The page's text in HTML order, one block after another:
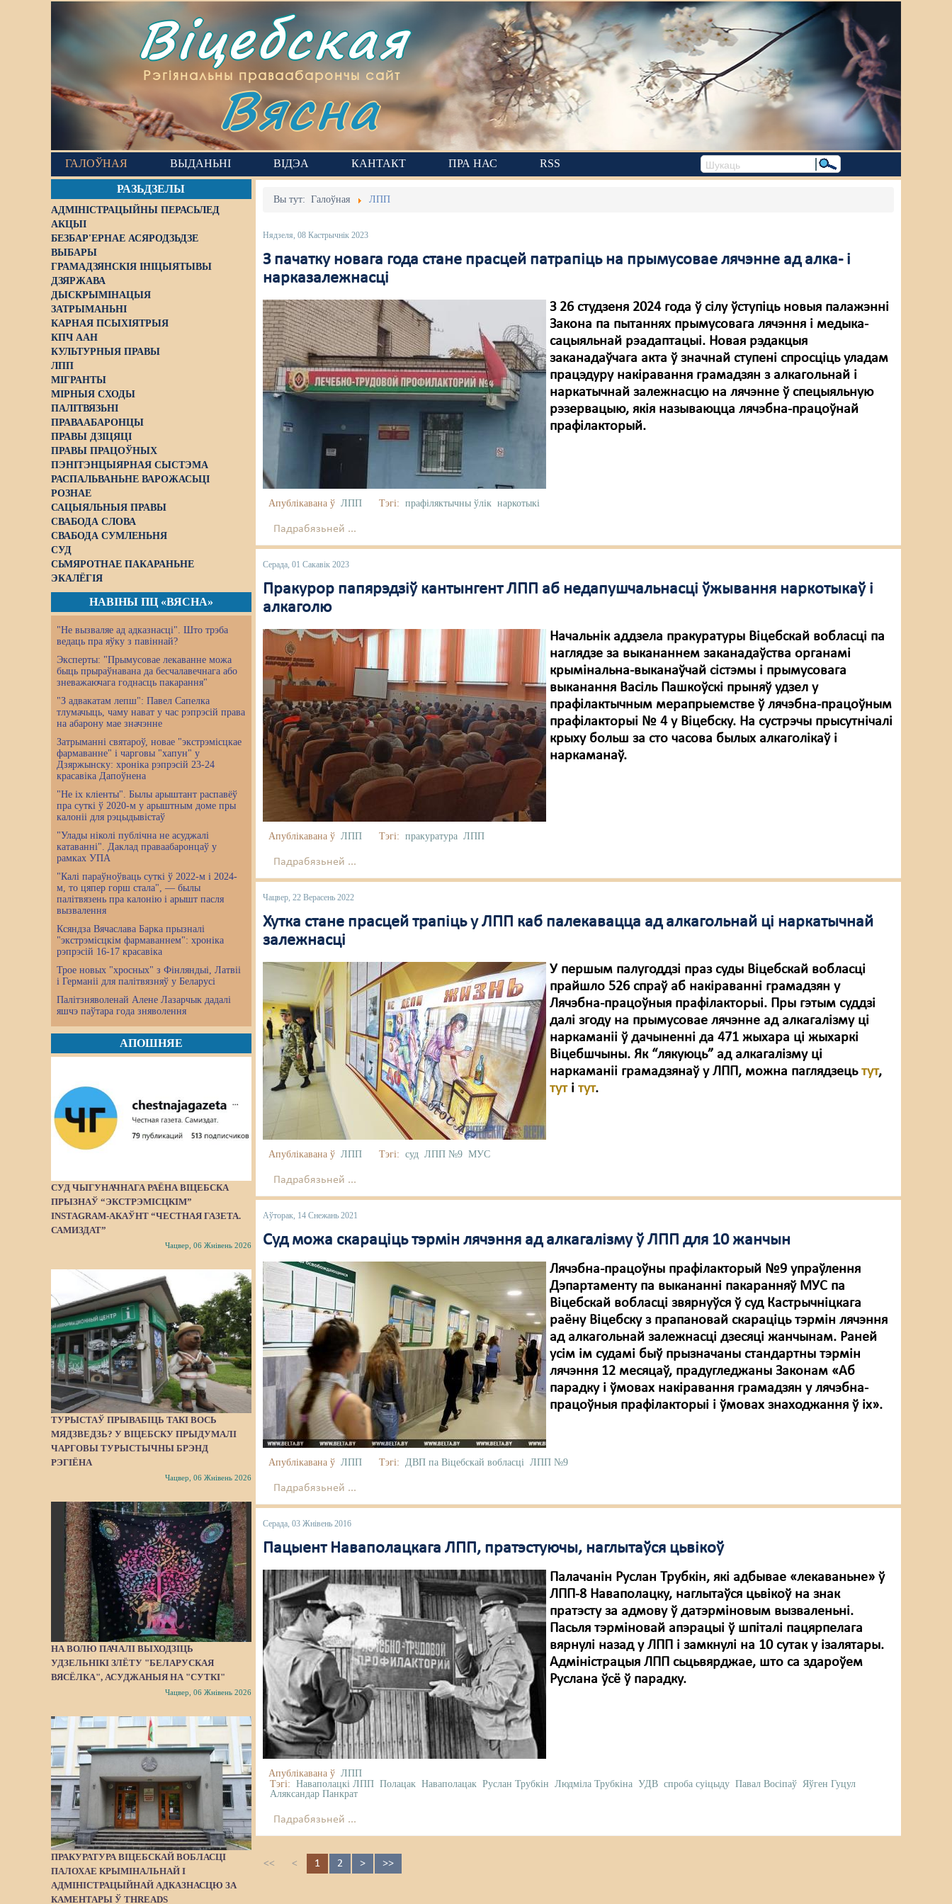
Віцебская
Рэгіянальны праваабарончы сайт
Вясна
ГАЛОЎНАЯ ВЫДАНЬНІ ВІДЭА КАНТАКТ ПРА НАС RSS
РАЗЬДЗЕЛЫ
АДМІНІСТРАЦЫЙНЫ ПЕРАСЬЛЕД
АКЦЫІ
БЕЗБАР'ЕРНАЕ АСЯРОДЗЬДЗЕ
ВЫБАРЫ
ГРАМАДЗЯНСКІЯ ІНІЦЫЯТЫВЫ
ДЗЯРЖАВА
ДЫСКРЫМІНАЦЫЯ
ЗАТРЫМАНЬНІ
КАРНАЯ ПСЫХІЯТРЫЯ
КПЧ ААН
КУЛЬТУРНЫЯ ПРАВЫ
ЛПП
МІГРАНТЫ
МІРНЫЯ СХОДЫ
ПАЛІТВЯЗЬНІ
ПРАВААБАРОНЦЫ
ПРАВЫ ДЗІЦЯЦІ
ПРАВЫ ПРАЦОЎНЫХ
ПЭНІТЭНЦЫЯРНАЯ СЫСТЭМА
РАСПАЛЬВАНЬНЕ ВАРОЖАСЬЦІ
РОЗНАЕ
САЦЫЯЛЬНЫЯ ПРАВЫ
СВАБОДА СЛОВА
СВАБОДА СУМЛЕНЬНЯ
СУД
СЬМЯРОТНАЕ ПАКАРАНЬНЕ
ЭКАЛЁГІЯ
НАВІНЫ ПЦ «ВЯСНА»
"Не вызваляе ад адказнасці". Што трэба
ведаць пра яўку з павіннай?
Эксперты: "Прымусовае лекаванне можа
быць прыраўнавана да бесчалавечнага або
зневажаючага годнасць пакарання"
"З адвакатам лепш": Павел Сапелка
тлумачыць, чаму нават у час рэпрэсій права
на абарону мае значэнне
Затрыманні святароў, новае "экстрэмісцкае
фармаванне" і чарговы "хапун" у
Дзяржынску: хроніка рэпрэсій 23-24
красавіка Дапоўнена
"Не іх кліенты". Былы арыштант распавёў
пра суткі ў 2020-м у арыштным доме пры
калоніі для рэцыдывістаў
"Улады ніколі публічна не асуджалі
катаванні". Даклад праваабаронцаў у
рамках УПА
"Калі параўноўваць суткі ў 2022-м і 2024-
м, то цяпер горш стала", — былы
палітвязень пра калонію і арышт пасля
вызвалення
Ксяндза Вячаслава Барка прызналі
"экстрэмісцкім фармаваннем": хроніка
рэпрэсій 16-17 красавіка
Трое новых "хросных" з Фінляндыі, Латвіі
і Германіі для палітвязняў у Беларусі
Палітзняволенай Алене Лазарчык дадалі
яшчэ паўтара года зняволення
АПОШНЯЕ
СУД ЧЫГУНАЧНАГА РАЁНА ВІЦЕБСКА
ПРЫЗНАЎ “ЭКСТРЭМІСЦКІМ”
INSTAGRAM-АКАЎНТ “ЧЕСТНАЯ ГАЗЕТА.
САМИЗДАТ”
Чацвер, 06 Жнівень 2026
ТУРЫСТАЎ ПРЫВАБІЦЬ ТАКІ ВОСЬ
МЯДЗВЕДЗЬ? У ВІЦЕБСКУ ПРЫДУМАЛІ
ЧАРГОВЫ ТУРЫСТЫЧНЫ БРЭНД
РЭГІЁНА
Чацвер, 06 Жнівень 2026
НА ВОЛЮ ПАЧАЛІ ВЫХОДЗІЦЬ
УДЗЕЛЬНІКІ ЗЛЁТУ "БЕЛАРУСКАЯ
ВЯСЁЛКА", АСУДЖАНЫЯ НА "СУТКІ"
Чацвер, 06 Жнівень 2026
ПРАКУРАТУРА ВІЦЕБСКАЙ ВОБЛАСЦІ
ПАЛОХАЕ КРЫМІНАЛЬНАЙ І
АДМІНІСТРАЦЫЙНАЙ АДКАЗНАСЦЮ ЗА
КАМЕНТАРЫ Ў THREADS
Вы тут:Галоўная ЛПП
Нядзеля, 08 Кастрычнік 2023
З пачатку новага года стане прасцей патрапіць на прымусовае лячэнне ад алка- і
нарказалежнасці
З 26 студзеня 2024 года ў сілу ўступіць новыя палажэнні
Закона па пытаннях прымусовага лячэння і медыка-
сацыяльнай рэадаптацыі. Новая рэдакцыя
заканадаўчага акта ў значнай ступені спросціць уладам
працэдуру накіравання грамадзян з алкагольнай і
наркатычнай залежнасцю на лячэнне ў спецыяльную
рэзервацыю, якія называюцца лячэбна-працоўнай
прафілакторый.
Апублікавана ў ЛПП Тэгі: прафіляктычны ўлік наркотыкі
Падрабязьней ...
Серада, 01 Сакавік 2023
Пракурор папярэдзіў кантынгент ЛПП аб недапушчальнасці ўжывання наркотыкаў і
алкаголю
Начальнік аддзела пракуратуры Віцебскай вобласці па
наглядзе за выкананнем заканадаўства органамі
крымінальна-выканаўчай сістэмы і прымусовага
выканання Васіль Пашкоўскі прыняў удзел у
прафілактычным мерапрыемстве ў лячэбна-працоўным
прафілакторыі № 4 у Віцебску. На сустрэчы прысутнічалі
крыху больш за сто часова былых алкаголікаў і
наркаманаў.
Апублікавана ў ЛПП Тэгі: пракуратура ЛПП
Падрабязьней ...
Чацвер, 22 Верасень 2022
Хутка стане прасцей трапіць у ЛПП каб палекавацца ад алкагольнай ці наркатычнай
залежнасці
У першым палугоддзі праз суды Віцебскай вобласці
прайшло 526 спраў аб накіраванні грамадзян у
Лячэбна-працоўныя прафілакторыі. Пры гэтым суддзі
далі згоду на прымусовае лячэнне ад алкагалізму ці
наркаманіі ў дачыненні да 471 жыхара ці жыхаркі
Віцебшчыны. Як “лякуюць” ад алкагалізму ці
наркаманіі грамадзянаў у ЛПП, можна паглядзецьтут,
тут ітут.
Апублікавана ў ЛПП Тэгі: суд ЛПП №9 МУС
Падрабязьней ...
Аўторак, 14 Снежань 2021
Суд можа скараціць тэрмін лячэння ад алкагалізму ў ЛПП для 10 жанчын
Лячэбна-працоўны прафілакторый №9 упраўлення
Дэпартаменту па выкананні пакаранняў МУС па
Віцебскай вобласці звярнуўся ў суд Кастрычніцкага
раёну Віцебску з прапановай скараціць тэрмін лячэння
ад алкагольнай залежнасці дзесяці жанчынам. Раней
усім ім судамі быў прызначаны стандартны тэрмін
лячэння 12 месяцаў, прадугледжаны Законам «Аб
парадку і ўмовах накіравання грамадзян у лячэбна-
працоўныя прафілакторыі і ўмовах знаходжання ў іх».
Апублікавана ў ЛПП Тэгі: ДВП па Віцебскай вобласці ЛПП №9
Падрабязьней ...
Серада, 03 Жнівень 2016
Пацыент Наваполацкага ЛПП, пратэстуючы, наглытаўся цьвікоў
Палачанін Руслан Трубкін, які адбывае «лекаваньне» ў
ЛПП-8 Наваполацку, наглытаўся цьвікоў на знак
пратэсту за адмову ў датэрміновым вызваленьні.
Пасьля тэрміновай апэрацыі ў шпіталі пацярпелага
вярнулі назад у ЛПП і замкнулі на 10 сутак у ізалятары.
Адміністрацыя ЛПП сьцьвярджае, што са здароўем
Руслана ўсё ў парадку.
Апублікавана ў ЛПП
Тэгі:
Наваполацкі ЛПП Полацак Наваполацак Руслан Трубкін Людміла Трубкіна УДВ спроба суіцыду Павал Восіпаў Яўген Гуцул
Аляксандар Панкрат
Падрабязьней ...
<< < 1 2 > >>